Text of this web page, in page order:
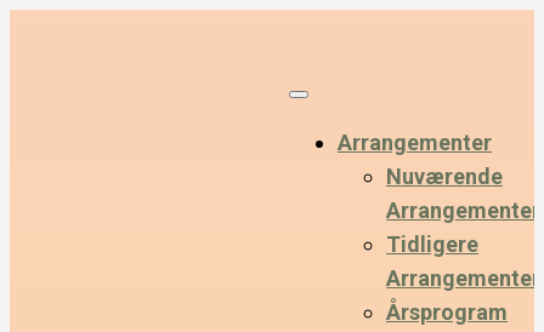
Arrangementer
Nuværende
Arrangementer
Tidligere
Arrangementer
Årsprogram